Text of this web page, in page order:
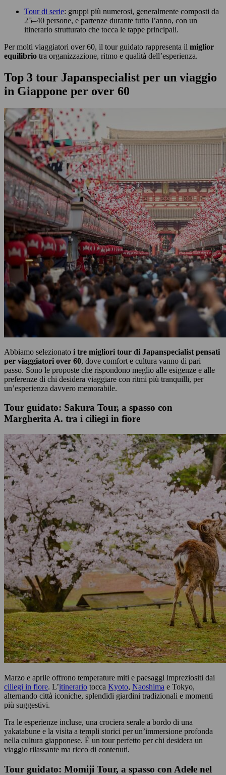
Tour di serie: gruppi più numerosi, generalmente composti da
25–40 persone, e partenze durante tutto l’anno, con un
itinerario strutturato che tocca le tappe principali.
Per molti viaggiatori over 60, il tour guidato rappresenta il miglior
equilibrio tra organizzazione, ritmo e qualità dell’esperienza.
Top 3 tour Japanspecialist per un viaggio
in Giappone per over 60
Abbiamo selezionato i tre migliori tour di Japanspecialist pensati
per viaggiatori over 60, dove comfort e cultura vanno di pari
passo. Sono le proposte che rispondono meglio alle esigenze e alle
preferenze di chi desidera viaggiare con ritmi più tranquilli, per
un’esperienza davvero memorabile.
Tour guidato: Sakura Tour, a spasso con
Margherita A. tra i ciliegi in fiore
Marzo e aprile offrono temperature miti e paesaggi impreziositi dai
ciliegi in fiore. L’itinerario tocca Kyoto, Naoshima e Tokyo,
alternando città iconiche, splendidi giardini tradizionali e momenti
più suggestivi.
Tra le esperienze incluse, una crociera serale a bordo di una
yakatabune e la visita a templi storici per un’immersione profonda
nella cultura giapponese. È un tour perfetto per chi desidera un
viaggio rilassante ma ricco di contenuti.
Tour guidato: Momiji Tour, a spasso con Adele nel